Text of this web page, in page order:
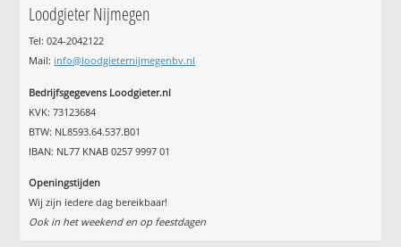
Loodgieter Nijmegen
Tel: 024-2042122
Mail: info@loodgieternijmegenbv.nl
Bedrijfsgegevens Loodgieter.nl
KVK: 73123684
BTW: NL8593.64.537.B01
IBAN: NL77 KNAB 0257 9997 01
Openingstijden
Wij zijn iedere dag bereikbaar!
Ook in het weekend en op feestdagen